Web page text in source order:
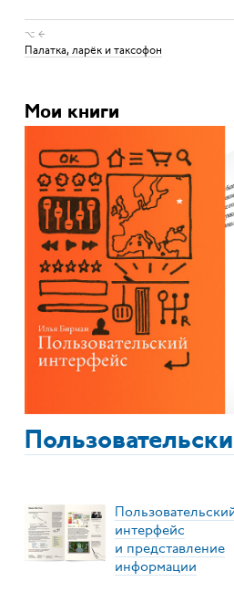
⌥ ←
Палатка, ларёк и таксофон
Мои книги
интерфейс
и представление
информации